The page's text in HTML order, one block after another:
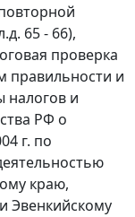
65 - 66),
проверка
правильности и
налогов и
РФ о
г. по
краю,
Эвенкийскому